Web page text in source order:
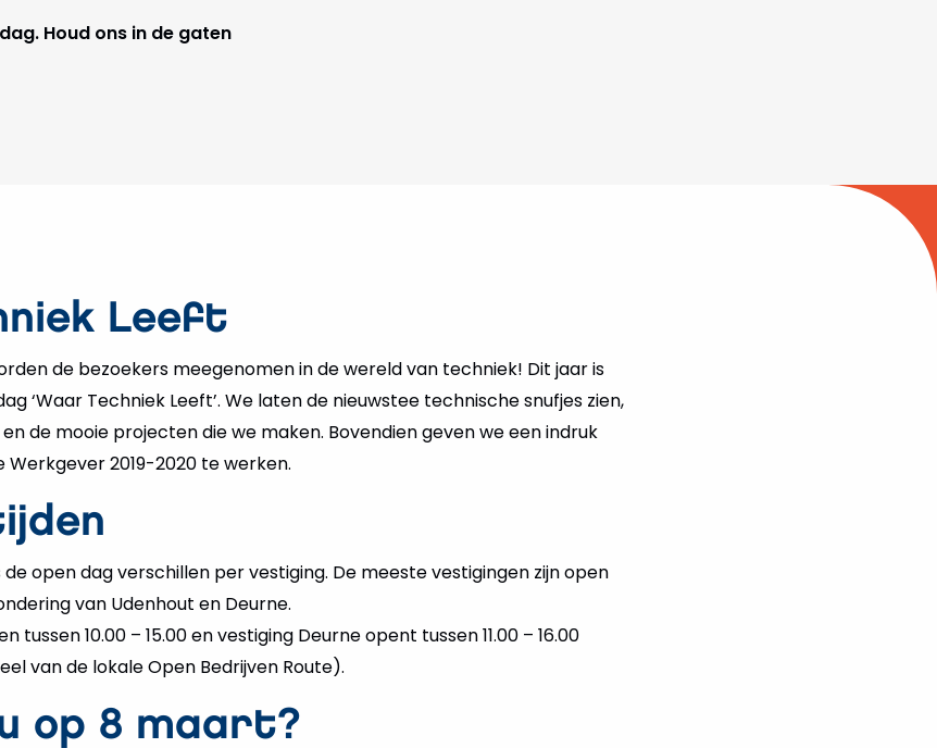
Houd ons in de gaten
Leeft
de bezoekers meegenomen in de wereld van techniek! Dit jaar is
‘Waar Techniek Leeft’. We laten de nieuwstee technische snufjes zien,
de mooie projecten die we maken. Bovendien geven we een indruk
Werkgever 2019-2020 te werken.
open dag verschillen per vestiging. De meeste vestigingen zijn open
van Udenhout en Deurne.
tussen 10.00 – 15.00 en vestiging Deurne opent tussen 11.00 – 16.00
van de lokale Open Bedrijven Route).
op 8 maart?